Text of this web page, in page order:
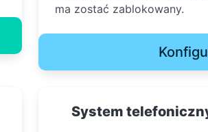
ma zostać zablokowany.
System